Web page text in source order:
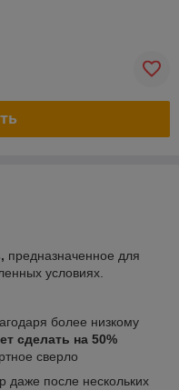
предназначенное для
условиях.
более низкому
сделать на 50%
сверло
даже после нескольких